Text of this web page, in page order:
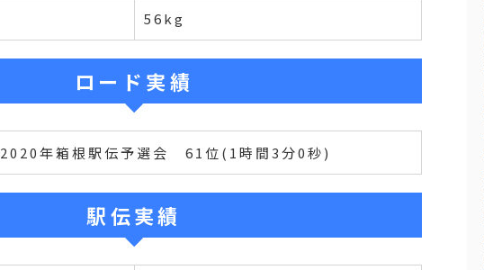
56kg
ロード実績
2020年箱根駅伝予選会 61位(1時間3分0秒)
駅伝実績